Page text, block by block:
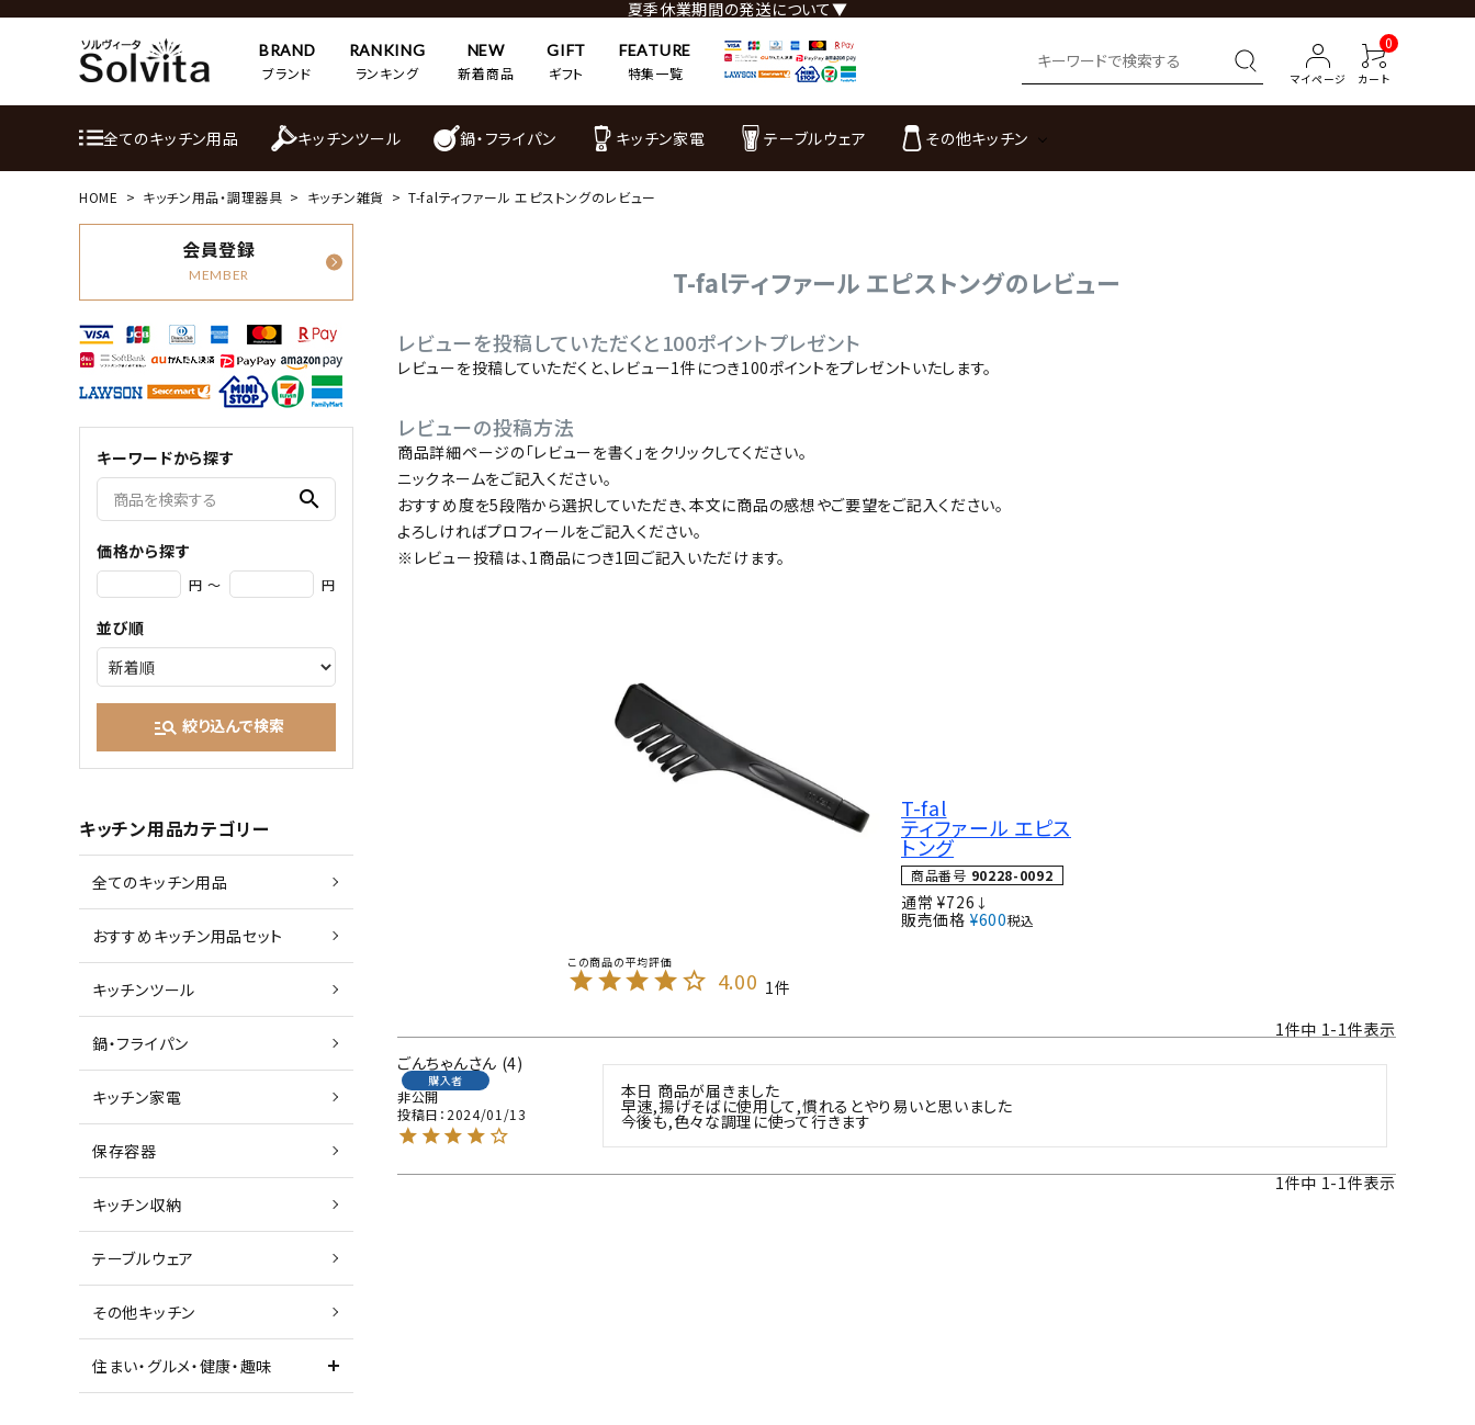
夏季休業期間の発送について▼
BRAND
ブランド
RANKING
ランキング
NEW
新着商品
GIFT
ギフト
FEATURE
特集一覧
マイページ
0
カート
全てのキッチン用品 キッチンツール 鍋・フライパン キッチン家電 テーブルウェア その他キッチン
HOME キッチン用品・調理器具 キッチン雑貨 T-falティファール エピストングのレビュー
会員登録
MEMBER
キーワードから探す
search
価格から探す
円 ～ 円
並び順
manage_search 絞り込んで検索
キッチン用品カテゴリー
全てのキッチン用品
おすすめキッチン用品セット
キッチンツール
鍋・フライパン
キッチン家電
保存容器
キッチン収納
テーブルウェア
その他キッチン
住まい・グルメ・健康・趣味
T-falティファール エピストングのレビュー
レビューを投稿していただくと100ポイントプレゼント
レビューを投稿していただくと、レビュー1件につき100ポイントをプレゼントいたします。
レビューの投稿方法
商品詳細ページの「レビューを書く」をクリックしてください。
ニックネームをご記入ください。
おすすめ度を5段階から選択していただき、本文に商品の感想やご要望をご記入ください。
よろしければプロフィールをご記入ください。
※レビュー投稿は、1商品につき1回ご記入いただけます。
T-fal
ティファール エピス
トング
商品番号 90228-0092
通常 ¥726 ↓
販売価格 ¥600税込
4.00 1
1件中 1-1件表示
ごんちゃん
4
購入者
非公開
投稿日 2024/01/13
本日 商品が届きました
早速,揚げそばに使用して,慣れるとやり易いと思いました
今後も,色々な調理に使って行きます
1件中1-1件表示